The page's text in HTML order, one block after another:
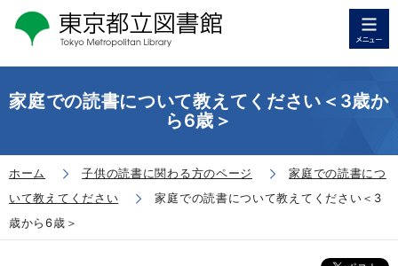
家庭での読書について教えてください＜3歳か
ら6歳＞
ホーム 子供の読書に関わる方のページ
家庭での読書につ
いて教えてください
家庭での読書について教えてください＜3
歳から6歳＞